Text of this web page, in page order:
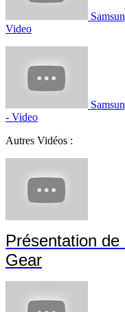
Tutoriel - Video
Tutoriel - Video
- Video